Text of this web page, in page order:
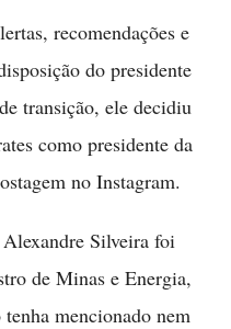
recomendações e
do presidente
transição, ele decidiu
como presidente da
no Instagram.
Silveira foi
de Minas e Energia,
mencionado nem